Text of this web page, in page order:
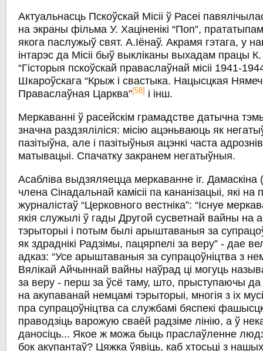
Актуальнасць Пскоўскай Місіі ў Расеі
на экраны фільма У. Хаціненікі “Поп”,
якога паслужыў свят. А.Іёнаў. Акрамя гэтага, у
інтарэс да Місіі быў выкліканы выхадам працы
“Гісторыя пскоўскай праваслаўнай місіі 1941-1944
Шкароўскага “Крыж і свастыка. Нацысцкая
Праваслаўная Царква”[58] і інш.
Меркаванні ў расейскім грамадстве датычна
значна раздзяліліся: місію ацэньваюць як
пазітыўна, але і пазітыўныя ацэнкі часта
матывацыі. Спачатку закранем негатыўныя.
Асабліва выдзяляецца меркаванне іг. Дамаскіна
члена Сінадальнай камісіі па кананізацыі, які на
журналістаў “Церковного вестніка”: “Існуе
якія служылі ў гады Другой сусветнай вайны на
тэрыторыі і потым былі арыштаваныя за
як здраднікі Радзімы, пацярпелі за веру” - дае
адказ: “Усе арыштаваныя за супрацоўніцтва з
Вялікай Айчыннай вайны наўрад ці могуць
за веру - перш за ўсё таму, што, прыступаючы
на акупаванай немцамі тэрыторыі, многія з іх
пра супрацоўніцтва са службамі бяспекі
праводзіць варожую сваёй радзіме лінію, а ў
даносіць... Якое ж можа быць праслаўленне
бок акупантаў? Цяжка ўявіць, каб хтосьці з нашых